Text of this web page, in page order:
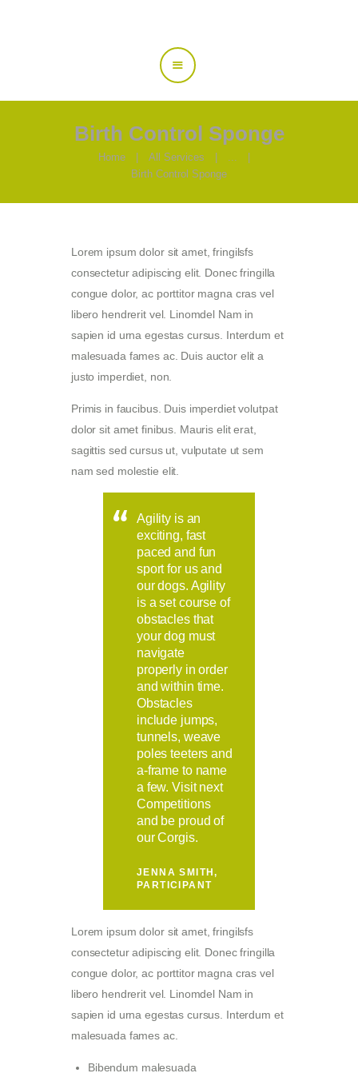
Birth Control Sponge
Home All Services
Birth Control Sponge
Kontakte
Lorem ipsum dolor sit amet, fringilsfs
consectetur adipiscing elit. Donec fringilla
congue dolor, ac porttitor magna cras vel
libero hendrerit vel. Linomdel Nam in
sapien id urna egestas cursus. Interdum et
malesuada fames ac. Duis auctor elit a
justo imperdiet, non.
Primis in faucibus. Duis imperdiet volutpat
dolor sit amet finibus. Mauris elit erat,
sagittis sed cursus ut, vulputate ut sem
nam sed molestie elit.
Agility is an
exciting, fast
paced and fun
sport for us and
our dogs. Agility
is a set course of
obstacles that
your dog must
navigate
properly in order
and within time.
Obstacles
include jumps,
tunnels, weave
poles teeters and
a-frame to name
a few. Visit next
Competitions
and be proud of
our Corgis.
JENNA SMITH,
PARTICIPANT
Lorem ipsum dolor sit amet, fringilsfs
consectetur adipiscing elit. Donec fringilla
congue dolor, ac porttitor magna cras vel
libero hendrerit vel. Linomdel Nam in
sapien id urna egestas cursus. Interdum et
malesuada fames ac.
Bibendum malesuada